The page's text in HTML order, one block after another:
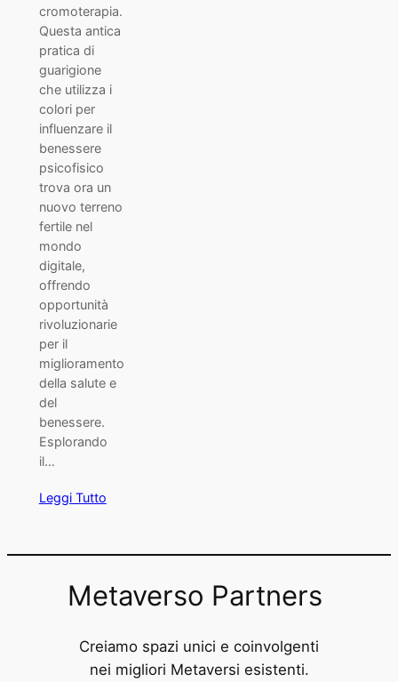
cromoterapia.
Questa antica
pratica di
guarigione
che utilizza i
colori per
influenzare il
benessere
psicofisico
trova ora un
nuovo terreno
fertile nel
mondo
digitale,
offrendo
opportunità
rivoluzionarie
per il
miglioramento
della salute e
del
benessere.
Esplorando
il…
Leggi Tutto
Metaverso Partners
Creiamo spazi unici e coinvolgenti
nei migliori Metaversi esistenti.